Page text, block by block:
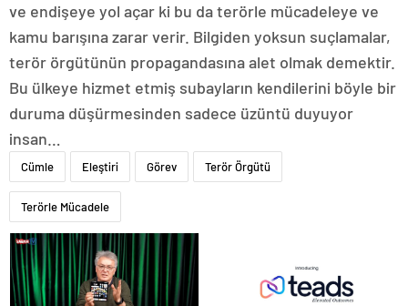
ve endişeye yol açar ki bu da terörle mücadeleye ve
kamu barışına zarar verir. Bilgiden yoksun suçlamalar,
terör örgütünün propagandasına alet olmak demektir.
Bu ülkeye hizmet etmiş subayların kendilerini böyle bir
duruma düşürmesinden sadece üzüntü duyuyor
insan…
Cümle Eleştiri Görev Terör Örgütü
Terörle Mücadele